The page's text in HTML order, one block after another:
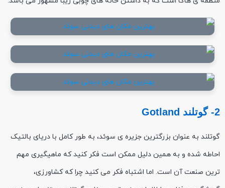
2- گوتلند Gotland
گوتلند به عنوان بزرگترین جزیره ی سوئد، به طور کامل با دریای بالتیک
احاطه شده و به همین دلیل ممکن است فکر کنید که ماهیگیری مهم
ترین صنعت آن است. اما اشتباه فکر می کنید چرا که کشاورزی،